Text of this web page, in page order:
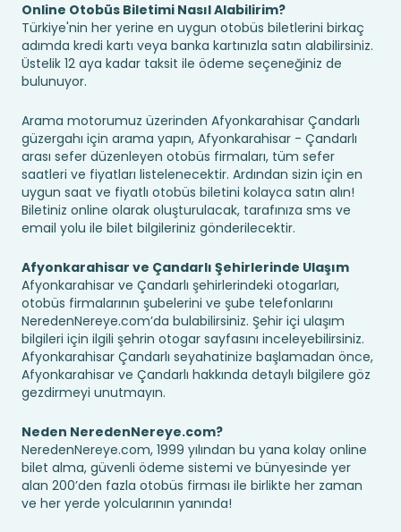
Online Otobüs Biletimi Nasıl Alabilirim?
Türkiye'nin her yerine en uygun otobüs biletlerini birkaç
adımda kredi kartı veya banka kartınızla satın alabilirsiniz.
Üstelik 12 aya kadar taksit ile ödeme seçeneğiniz de
bulunuyor.
Arama motorumuz üzerinden Afyonkarahisar Çandarlı
güzergahı için arama yapın, Afyonkarahisar - Çandarlı
arası sefer düzenleyen otobüs firmaları, tüm sefer
saatleri ve fiyatları listelenecektir. Ardından sizin için en
uygun saat ve fiyatlı otobüs biletini kolayca satın alın!
Biletiniz online olarak oluşturulacak, tarafınıza sms ve
email yolu ile bilet bilgileriniz gönderilecektir.
Afyonkarahisar ve Çandarlı Şehirlerinde Ulaşım
Afyonkarahisar ve Çandarlı şehirlerindeki otogarları,
otobüs firmalarının şubelerini ve şube telefonlarını
NeredenNereye.com’da bulabilirsiniz. Şehir içi ulaşım
bilgileri için ilgili şehrin otogar sayfasını inceleyebilirsiniz.
Afyonkarahisar Çandarlı seyahatinize başlamadan önce,
Afyonkarahisar ve Çandarlı hakkında detaylı bilgilere göz
gezdirmeyi unutmayın.
Neden NeredenNereye.com?
NeredenNereye.com, 1999 yılından bu yana kolay online
bilet alma, güvenli ödeme sistemi ve bünyesinde yer
alan 200’den fazla otobüs firması ile birlikte her zaman
ve her yerde yolcularının yanında!